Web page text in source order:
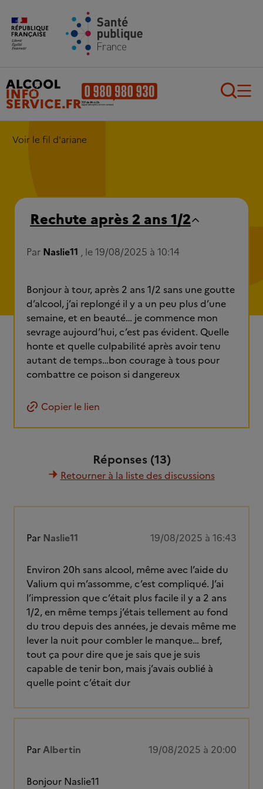
Aller au contenu principal
Voir le fil d'ariane
Rechute après 2 ans 1/2
Par Naslie11 , le 19/08/2025 à 10:14
Bonjour à tour, après 2 ans 1/2 sans une goutte
d’alcool, j’ai replongé il y a un peu plus d’une
semaine, et en beauté… je commence mon
sevrage aujourd’hui, c’est pas évident. Quelle
honte et quelle culpabilité après avoir tenu
autant de temps…bon courage à tous pour
combattre ce poison si dangereux
Copier le lien
Réponses (13)
Retourner à la liste des discussions
Par Naslie11 19/08/2025 à 16:43
Environ 20h sans alcool, même avec l’aide du
Valium qui m’assomme, c’est compliqué. J’ai
l’impression que c’était plus facile il y a 2 ans
1/2, en même temps j’étais tellement au fond
du trou depuis des années, je devais même me
lever la nuit pour combler le manque… bref,
tout ça pour dire que je sais que je suis
capable de tenir bon, mais j’avais oublié à
quelle point c’était dur
ParAlbertin 19/08/2025 à 20:00
Bonjour Naslie11